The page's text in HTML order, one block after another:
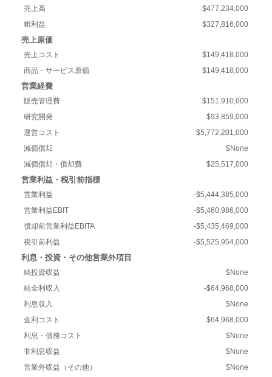
売上高
$477,234,000
粗利益
$327,816,000
売上原価
売上コスト
$149,418,000
商品・サービス原価
$149,418,000
営業経費
販売管理費
$151,910,000
研究開発
$93,859,000
運営コスト
$5,772,201,000
減価償却
$None
減価償却・償却費
$25,517,000
営業利益・税引前指標
営業利益
-$5,444,385,000
営業利益EBIT
-$5,460,986,000
償却前営業利益EBITA
-$5,435,469,000
税引前利益
-$5,525,954,000
利息・投資・その他営業外項目
純投資収益
$None
純金利収入
-$64,968,000
利息収入
$None
金利コスト
$64,968,000
利息・債務コスト
$None
非利息収益
$None
営業外収益（その他）
$None